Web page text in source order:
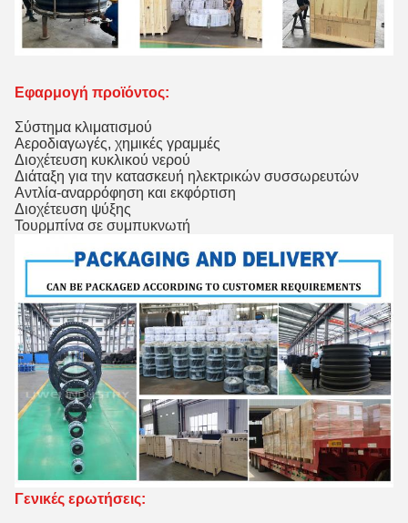
Εφαρμογή προϊόντος:
Σύστημα κλιματισμού
Αεροδιαγωγές, χημικές γραμμές
Διοχέτευση κυκλικού νερού
Διάταξη για την κατασκευή ηλεκτρικών συσσωρευτών
Αντλία-αναρρόφηση και εκφόρτιση
Διοχέτευση ψύξης
Τουρμπίνα σε συμπυκνωτή
Γενικές ερωτήσεις: